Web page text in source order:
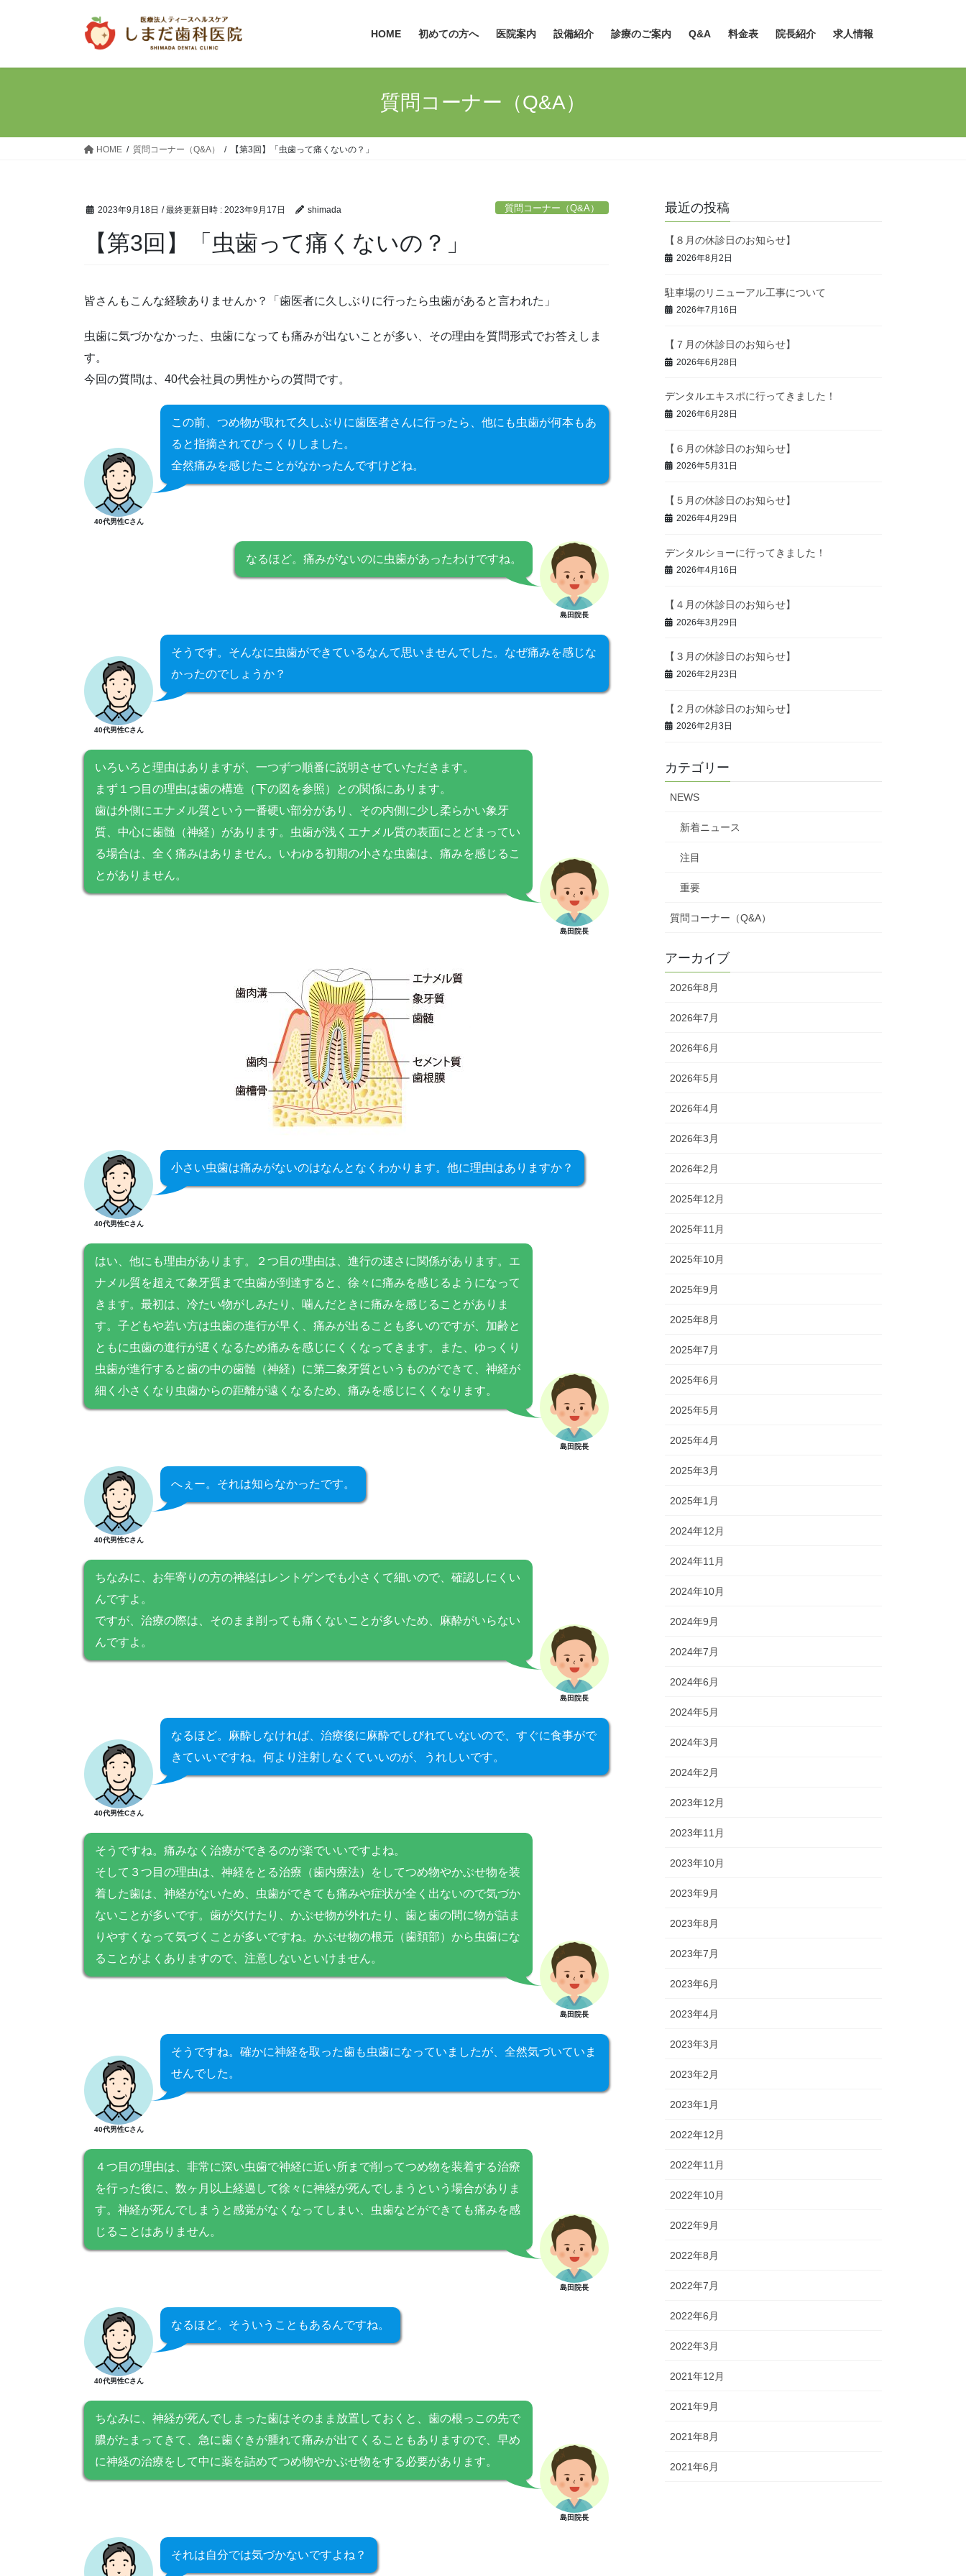
HOME 初めての方へ 医院案内 設備紹介 診療のご案内 Q&A 料金表 院長紹介 求人情報
質問コーナー（Q&A）
HOME 質問コーナー（Q&A） 【第3回】「虫歯って痛くないの？」
2023年9月18日 / 最終更新日時 : 2023年9月17日 shimada 質問コーナー（Q&A）
【第3回】「虫歯って痛くないの？」
皆さんもこんな経験ありませんか？「歯医者に久しぶりに行ったら虫歯があると言われた」
虫歯に気づかなかった、虫歯になっても痛みが出ないことが多い、その理由を質問形式でお答えしま
す。
今回の質問は、40代会社員の男性からの質問です。
40代男性Cさん
この前、つめ物が取れて久しぶりに歯医者さんに行ったら、他にも虫歯が何本もあ
ると指摘されてびっくりしました。
全然痛みを感じたことがなかったんですけどね。
なるほど。痛みがないのに虫歯があったわけですね。
島田院長
40代男性Cさん
そうです。そんなに虫歯ができているなんて思いませんでした。なぜ痛みを感じな
かったのでしょうか？
いろいろと理由はありますが、一つずつ順番に説明させていただきます。
まず１つ目の理由は歯の構造（下の図を参照）との関係にあります。
歯は外側にエナメル質という一番硬い部分があり、その内側に少し柔らかい象牙
質、中心に歯髄（神経）があります。虫歯が浅くエナメル質の表面にとどまってい
る場合は、全く痛みはありません。いわゆる初期の小さな虫歯は、痛みを感じるこ
とがありません。
島田院長
40代男性Cさん
小さい虫歯は痛みがないのはなんとなくわかります。他に理由はありますか？
はい、他にも理由があります。２つ目の理由は、進行の速さに関係があります。エ
ナメル質を超えて象牙質まで虫歯が到達すると、徐々に痛みを感じるようになって
きます。最初は、冷たい物がしみたり、噛んだときに痛みを感じることがありま
す。子どもや若い方は虫歯の進行が早く、痛みが出ることも多いのですが、加齢と
ともに虫歯の進行が遅くなるため痛みを感じにくくなってきます。また、ゆっくり
虫歯が進行すると歯の中の歯髄（神経）に第二象牙質というものができて、神経が
細く小さくなり虫歯からの距離が遠くなるため、痛みを感じにくくなります。
島田院長
40代男性Cさん
へぇー。それは知らなかったです。
ちなみに、お年寄りの方の神経はレントゲンでも小さくて細いので、確認しにくい
んですよ。
ですが、治療の際は、そのまま削っても痛くないことが多いため、麻酔がいらない
んですよ。
島田院長
40代男性Cさん
なるほど。麻酔しなければ、治療後に麻酔でしびれていないので、すぐに食事がで
きていいですね。何より注射しなくていいのが、うれしいです。
そうですね。痛みなく治療ができるのが楽でいいですよね。
そして３つ目の理由は、神経をとる治療（歯内療法）をしてつめ物やかぶせ物を装
着した歯は、神経がないため、虫歯ができても痛みや症状が全く出ないので気づか
ないことが多いです。歯が欠けたり、かぶせ物が外れたり、歯と歯の間に物が詰ま
りやすくなって気づくことが多いですね。かぶせ物の根元（歯頚部）から虫歯にな
ることがよくありますので、注意しないといけません。
島田院長
40代男性Cさん
そうですね。確かに神経を取った歯も虫歯になっていましたが、全然気づいていま
せんでした。
４つ目の理由は、非常に深い虫歯で神経に近い所まで削ってつめ物を装着する治療
を行った後に、数ヶ月以上経過して徐々に神経が死んでしまうという場合がありま
す。神経が死んでしまうと感覚がなくなってしまい、虫歯などができても痛みを感
じることはありません。
島田院長
40代男性Cさん
なるほど。そういうこともあるんですね。
ちなみに、神経が死んでしまった歯はそのまま放置しておくと、歯の根っこの先で
膿がたまってきて、急に歯ぐきが腫れて痛みが出てくることもありますので、早め
に神経の治療をして中に薬を詰めてつめ物やかぶせ物をする必要があります。
島田院長
それは自分では気づかないですよね？
最近の投稿
【８月の休診日のお知らせ】
2026年8月2日
駐車場のリニューアル工事について
2026年7月16日
【７月の休診日のお知らせ】
2026年6月28日
デンタルエキスポに行ってきました！
2026年6月28日
【６月の休診日のお知らせ】
2026年5月31日
【５月の休診日のお知らせ】
2026年4月29日
デンタルショーに行ってきました！
2026年4月16日
【４月の休診日のお知らせ】
2026年3月29日
【３月の休診日のお知らせ】
2026年2月23日
【２月の休診日のお知らせ】
2026年2月3日
カテゴリー
NEWS
新着ニュース
注目
重要
質問コーナー（Q&A）
アーカイブ
2026年8月
2026年7月
2026年6月
2026年5月
2026年4月
2026年3月
2026年2月
2025年12月
2025年11月
2025年10月
2025年9月
2025年8月
2025年7月
2025年6月
2025年5月
2025年4月
2025年3月
2025年1月
2024年12月
2024年11月
2024年10月
2024年9月
2024年7月
2024年6月
2024年5月
2024年3月
2024年2月
2023年12月
2023年11月
2023年10月
2023年9月
2023年8月
2023年7月
2023年6月
2023年4月
2023年3月
2023年2月
2023年1月
2022年12月
2022年11月
2022年10月
2022年9月
2022年8月
2022年7月
2022年6月
2022年3月
2021年12月
2021年9月
2021年8月
2021年6月